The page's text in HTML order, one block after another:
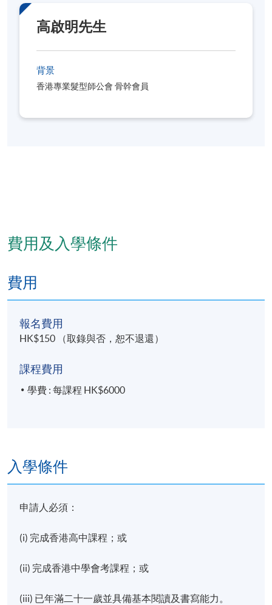
高啟明先生
背景
香港專業髮型師公會 骨幹會員
費用及入學條件
費用
報名費用
HK$150 （取錄與否，恕不退還）
課程費用
學費 : 每課程 HK$6000
入學條件
申請人必須：
(i) 完成香港高中課程；或
(ii) 完成香港中學會考課程；或
(iii) 已年滿二十一歲並具備基本閱讀及書寫能力。